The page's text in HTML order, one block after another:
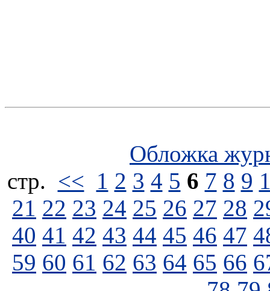
Обложка
стp. << 1 2 3 4 5 6 7 8 9
21 22 23 24 25 26 27 28
40 41 42 43 44 45 46 47
59 60 61 62 63 64 65 66